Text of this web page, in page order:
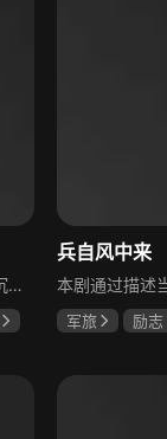
该剧讲述魔头将军强娶沉迷机关术的财迷假千金，两人从契约夫妻起步，在生死局中互扒马甲，爱意与杀意交织共生。过程中他们揭露朝堂阴谋，破解生死乱局，最终共同守护家国太平，融合了权谋、爱情、冒险等多重元素，情节跌宕起伏。
兵自风中来
军旅
励志